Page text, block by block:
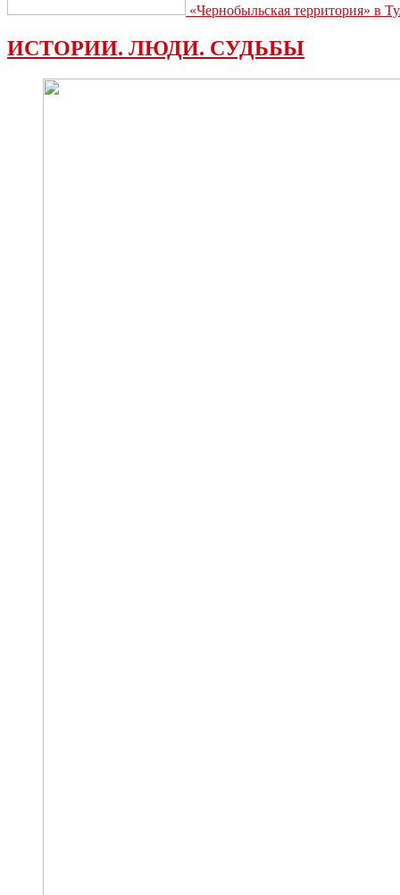
«Чернобыльская территория» в
ИСТОРИИ. ЛЮДИ. СУДЬБЫ